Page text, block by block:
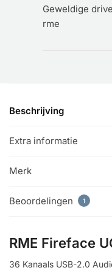
Geweldige
rme
Beschrijving
Extra informatie
Merk
Beoordelingen 1
RME Fireface
36 Kanaals USB-2.0